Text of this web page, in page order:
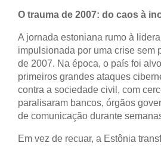
O trauma de 2007: do caos à
A jornada estoniana rumo à
impulsionada por uma crise sem
de 2007. Na época, o país foi
primeiros grandes ataques
contra a sociedade civil, com
paralisaram bancos, órgãos
de comunicação durante
Em vez de recuar, a Estônia